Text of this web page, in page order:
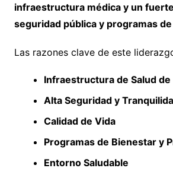
infraestructura médica y un
seguridad pública y programas
Las razones clave de este
Infraestructura de Salud
Alta Seguridad y
Calidad de Vida
Programas de Bienestar y
Entorno Saludable